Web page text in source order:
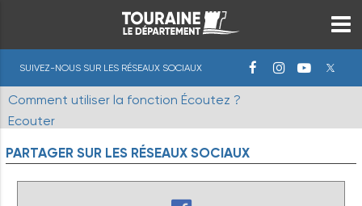
SUIVEZ-NOUS SUR LES RÉSEAUX SOCIAUX
Comment utiliser la fonction Écoutez ?
Ecouter
PARTAGER SUR LES RÉSEAUX SOCIAUX